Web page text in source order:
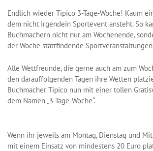
Endlich wieder Tipico 3-Tage-Woche! Kaum
dem nicht irgendein Sportevent ansteht. So
Buchmachern nicht nur am Wochenende,
der Woche stattfindende
Alle Wettfreunde, die gerne auch am zum
den darauffolgenden Tagen ihre Wetten
Buchmacher Tipico nun mit einer tollen
dem Namen „3-Tage-Woche“.
Wenn ihr jeweils am Montag, Dienstag und
mit einem Einsatz von mindestens 20 Euro